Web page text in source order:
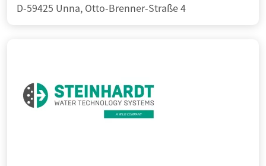
D-59425 Unna, Otto-Brenner-Straße 4